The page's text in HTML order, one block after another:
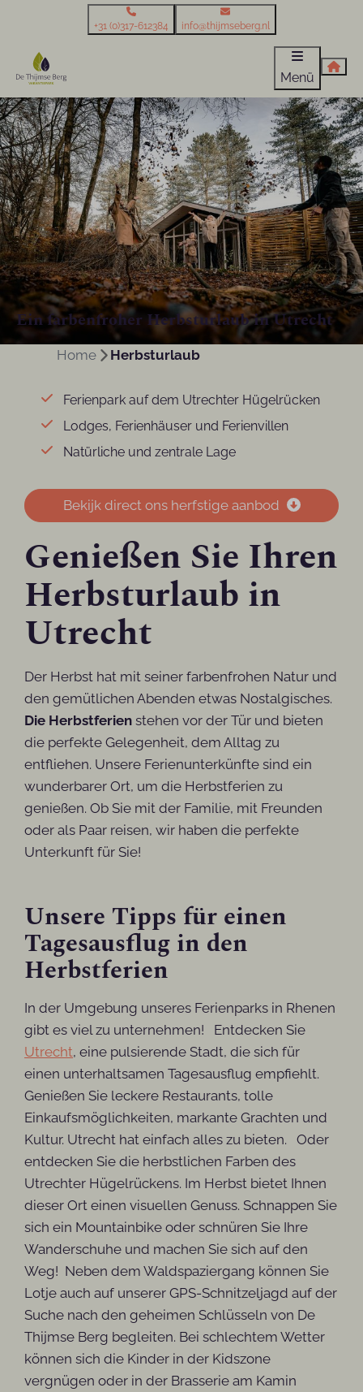
+31 (0)317-612384 info@thijmseberg.nl
Menü
Ein farbenfroher Herbsturlaub in Utrecht
Home Herbsturlaub
Ferienpark auf dem Utrechter Hügelrücken
Lodges, Ferienhäuser und Ferienvillen
Natürliche und zentrale Lage
Bekijk direct ons herfstige aanbod
Genießen Sie Ihren
Herbsturlaub in
Utrecht
Der Herbst hat mit seiner farbenfrohen Natur und
den gemütlichen Abenden etwas Nostalgisches.
Die Herbstferien stehen vor der Tür und bieten
die perfekte Gelegenheit, dem Alltag zu
entfliehen. Unsere Ferienunterkünfte sind ein
wunderbarer Ort, um die Herbstferien zu
genießen. Ob Sie mit der Familie, mit Freunden
oder als Paar reisen, wir haben die perfekte
Unterkunft für Sie!
Unsere Tipps für einen
Tagesausflug in den
Herbstferien
In der Umgebung unseres Ferienparks in Rhenen
gibt es viel zu unternehmen! Entdecken Sie
Utrecht, eine pulsierende Stadt, die sich für
einen unterhaltsamen Tagesausflug empfiehlt.
Genießen Sie leckere Restaurants, tolle
Einkaufsmöglichkeiten, markante Grachten und
Kultur. Utrecht hat einfach alles zu bieten. Oder
entdecken Sie die herbstlichen Farben des
Utrechter Hügelrückens. Im Herbst bietet Ihnen
dieser Ort einen visuellen Genuss. Schnappen Sie
sich ein Mountainbike oder schnüren Sie Ihre
Wanderschuhe und machen Sie sich auf den
Weg! Neben dem Waldspaziergang können Sie
Lotje auch auf unserer GPS-Schnitzeljagd auf der
Suche nach den geheimen Schlüsseln von De
Thijmse Berg begleiten. Bei schlechtem Wetter
können sich die Kinder in der Kidszone
vergnügen oder in der Brasserie am Kamin